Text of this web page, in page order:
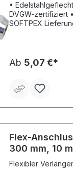
•
DVGW-zertifiziert • Innenschlauch aus
SOFTPEX Lieferung: Lose verpackt
Ab 5,07 €*
Flex-
300 mm, 10
CU-Rohr
Flexibler